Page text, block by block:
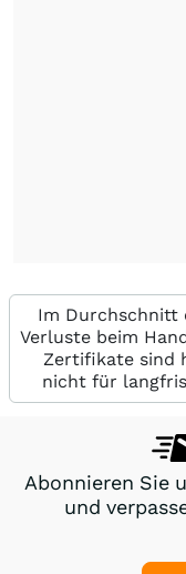
Im Durchschnitt
Verluste beim
Zertifikate sind
nicht für
Abonnieren Sie
und